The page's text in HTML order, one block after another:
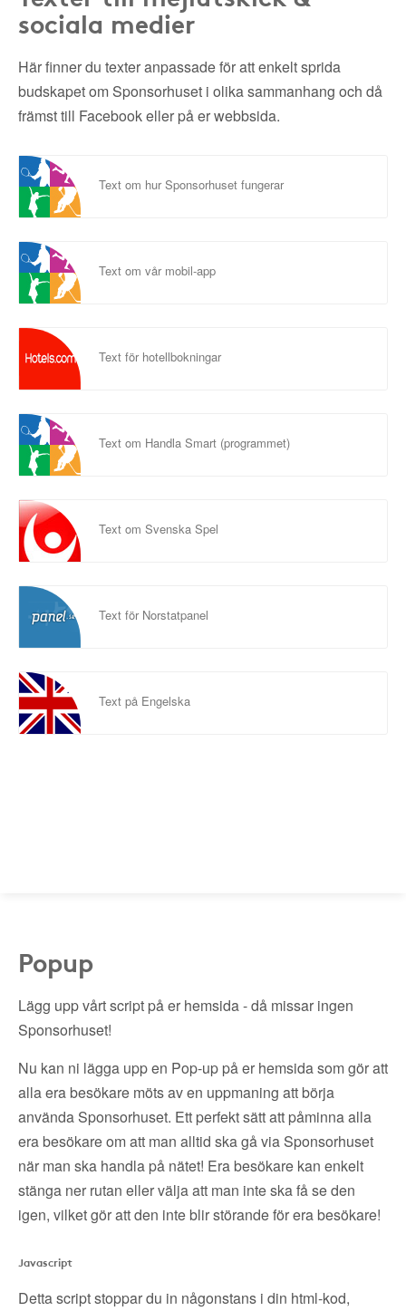
sociala medier
Här finner du texter anpassade för att enkelt sprida
budskapet om Sponsorhuset i olika sammanhang och då
främst till Facebook eller på er webbsida.
Text om hur Sponsorhuset fungerar
Text om vår mobil-app
Text för hotellbokningar
Text om Handla Smart (programmet)
Text om Svenska Spel
Text för Norstatpanel
Text på Engelska
Popup
Lägg upp vårt script på er hemsida - då missar ingen
Sponsorhuset!
Nu kan ni lägga upp en Pop-up på er hemsida som gör att
alla era besökare möts av en uppmaning att börja
använda Sponsorhuset. Ett perfekt sätt att påminna alla
era besökare om att man alltid ska gå via Sponsorhuset
när man ska handla på nätet! Era besökare kan enkelt
stänga ner rutan eller välja att man inte ska få se den
igen, vilket gör att den inte blir störande för era besökare!
Javascript
Detta script stoppar du in någonstans i din html-kod,